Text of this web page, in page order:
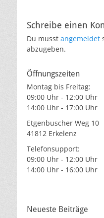
Schreibe einen
Du musst angemeldet
abzugeben.
Öffnungszeiten
Montag bis Freitag:
09:00 Uhr - 12:00 Uhr
14:00 Uhr - 17:00 Uhr
Etgenbuscher Weg 10
41812 Erkelenz
Telefonsupport:
09:00 Uhr - 12:00 Uhr
14:00 Uhr - 16:00 Uhr
Neueste Beiträge